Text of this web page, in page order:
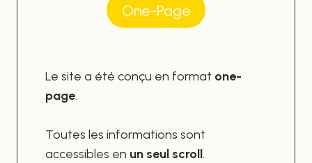
One-Page
Le site a été conçu en format one-
page.
Toutes les informations sont
accessibles en un seul scroll.